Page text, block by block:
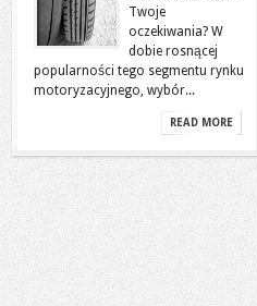
Twoje
oczekiwania? W
dobie rosnącej
popularności tego segmentu rynku
motoryzacyjnego, wybór...
READ MORE